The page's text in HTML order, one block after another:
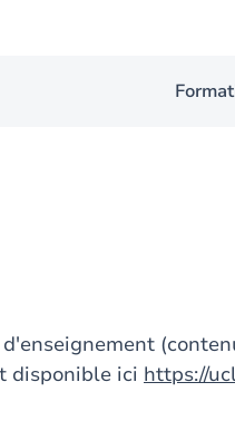
disponible ici https://